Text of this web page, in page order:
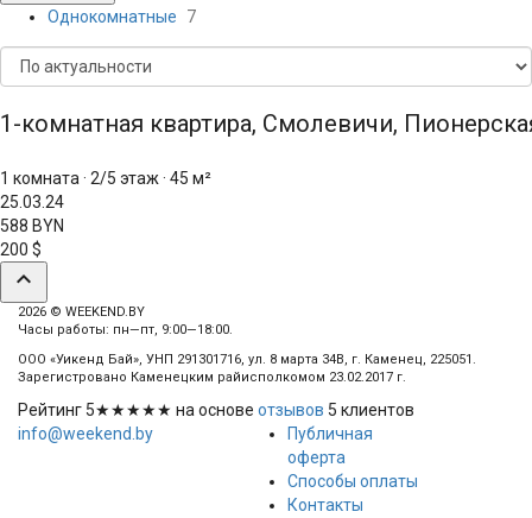
Однокомнатные
7
1-комнатная квартира, Смолевичи,
1 комната · 2/5 этаж · 45 м²
25.03.24
588 BYN
200 $
expand_less
2026 © WEEKEND.BY
Часы работы: пн—пт, 9:00—18:00.
ООО «Уикенд Бай», УНП 291301716, ул. 8 марта 34В, г. Каменец, 225051.
Зарегистровано Каменецким райисполкомом 23.02.2017 г.
Рейтинг 5★★★★★ на основе отзывов 5 клиентов
info@weekend.by
Публичная
оферта
Способы оплаты
Контакты